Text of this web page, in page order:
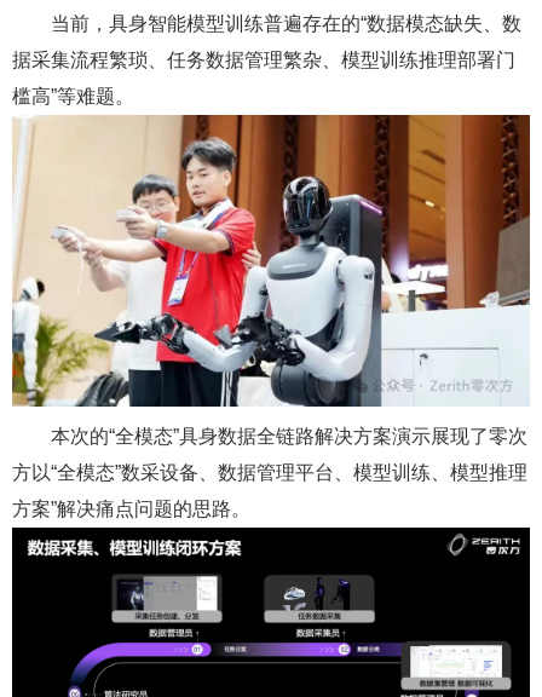
当前，具身智能模型训练普遍存在的“数据模态缺失、数
据采集流程繁琐、任务数据管理繁杂、模型训练推理部署门
槛高”等难题。
本次的“全模态”具身数据全链路解决方案演示展现了零次
方以“全模态”数采设备、数据管理平台、模型训练、模型推理
方案”解决痛点问题的思路。